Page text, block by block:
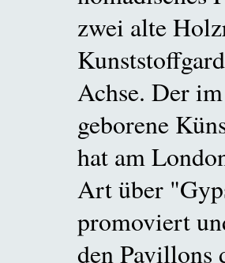
zwei alte
Achse. Der
geborene
hat am
Art über
promoviert
den Pavillons